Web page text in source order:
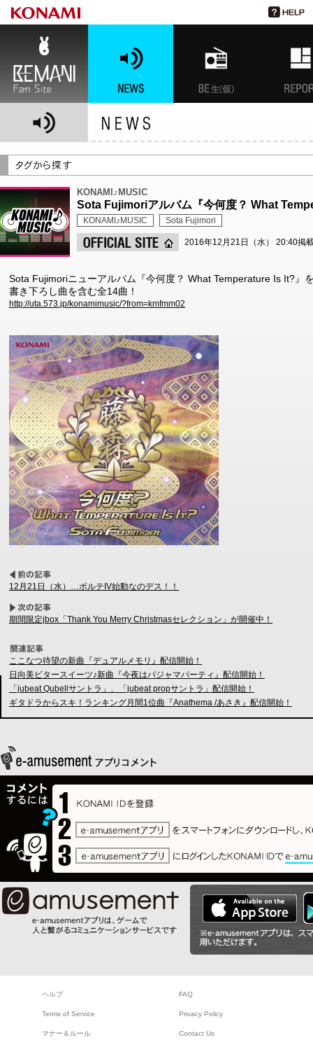
KONAMI♪MUSIC
Sota Fujimoriアルバム『今何度？ What
KONAMI♪MUSIC Sota Fujimori
2016年12月21日（水） 20:40掲
Sota Fujimoriニューアルバム『今何度？ What Temperature Is It?』
書き下ろし曲を含む全14曲！
http://uta.573.jp/konamimusic/?from=kmfmm02
12月21日（水）…ボルテIV始動なのデス！！
期間限定jbox「Thank You Merry Christmasセレクション」が開催中！
ここなつ待望の新曲『デュアルメモリ』配信開始！
日向美ビタースイーツ♪新曲『今夜はパジャマパーティ』配信開始！
「jubeat Qubellサントラ」、「jubeat propサントラ」配信開始！
ギタドラからスキ！ランキング月間1位曲『Anathema /あさき』配信開始！
ヘルプ FAQ
Terms of Service Privacy Policy
マナー＆ルール Contact Us